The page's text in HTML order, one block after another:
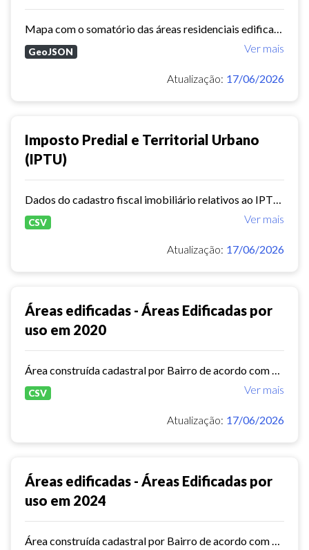
Ver mais
GeoJSON
Atualização: 17/06/2026
Imposto Predial e Territorial Urbano
(IPTU)
Ver mais
CSV
Atualização: 17/06/2026
Áreas edificadas - Áreas Edificadas por
uso em 2020
Ver mais
CSV
Atualização: 17/06/2026
Áreas edificadas - Áreas Edificadas por
uso em 2024